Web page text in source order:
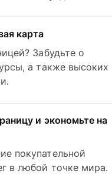
карта
Забудьте о
а также высоких
и экономьте на
покупательной
в любой точке мира.